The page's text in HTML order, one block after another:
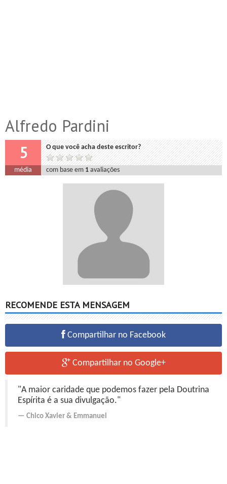
Alfredo Pardini
5 O que você acha deste escritor?
média com base em 1 avaliações
RECOMENDE ESTA MENSAGEM
Compartilhar no Facebook
Compartilhar no Google+
"A maior caridade que podemos fazer pela Doutrina
Espírita é a sua divulgação."
Chico Xavier & Emmanuel